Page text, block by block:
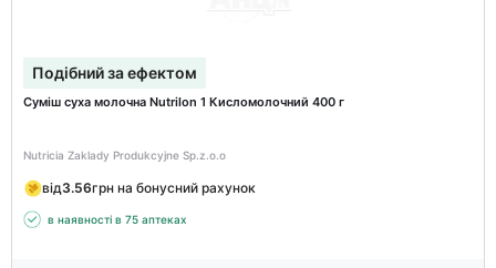
Подібний за ефектом
Суміш суха молочна Nutrilon 1 Кисломолочний 400 г
Nutricia Zaklady Produkcyjne Sp.z.o.o
від3.56грн на бонусний рахунок
в наявності в 75 аптеках